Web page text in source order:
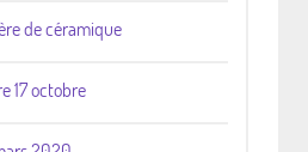
de céramique
17 octobre